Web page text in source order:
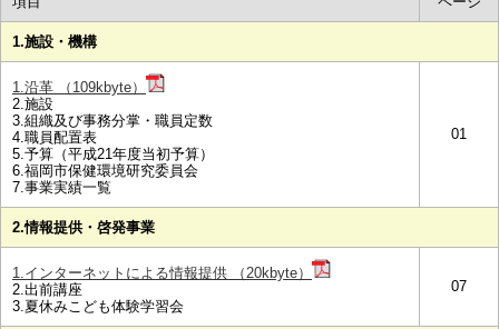
1.施設・機構
1.沿革 （109kbyte）
2.施設
3.組織及び事務分掌・職員定数
4.職員配置表
5.予算（平成21年度当初予算）
6.福岡市保健環境研究委員会
7.事業実績一覧
01
2.情報提供・啓発事業
1.インターネットによる情報提供 （20kbyte）
2.出前講座
3.夏休みこども体験学習会
07